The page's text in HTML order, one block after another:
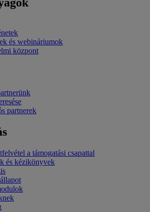
és webináriumok
központ
partnerek
a támogatási csapattal
és kézikönyvek